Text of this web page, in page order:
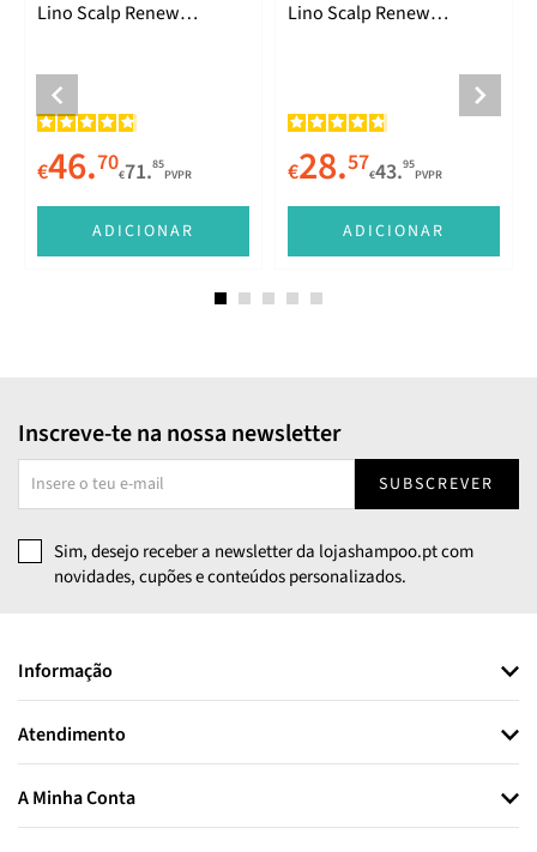
Lino Scalp Renew
€46.70€71.85
PVPR
ADICIONAR
Lino Scalp Renew
€28.57€43.95
PVPR
ADICIONAR
Inscreve-te na nossa newsletter
SUBSCREVER
Sim, desejo receber a newsletter da lojashampoo.pt com
novidades, cupões e conteúdos personalizados.
Informação
Atendimento
A Minha Conta